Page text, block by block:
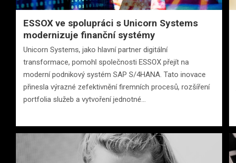
ESSOX ve spolupráci s Unicorn Systems
modernizuje finanční systémy
Unicorn Systems, jako hlavní partner digitální
transformace, pomohl společnosti ESSOX přejít na
moderní podnikový systém SAP S/4HANA. Tato inovace
přinesla výrazné zefektivnění firemních procesů, rozšíření
portfolia služeb a vytvoření jednotné…